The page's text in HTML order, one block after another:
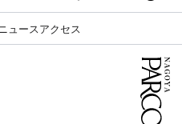
ニュース アクセス